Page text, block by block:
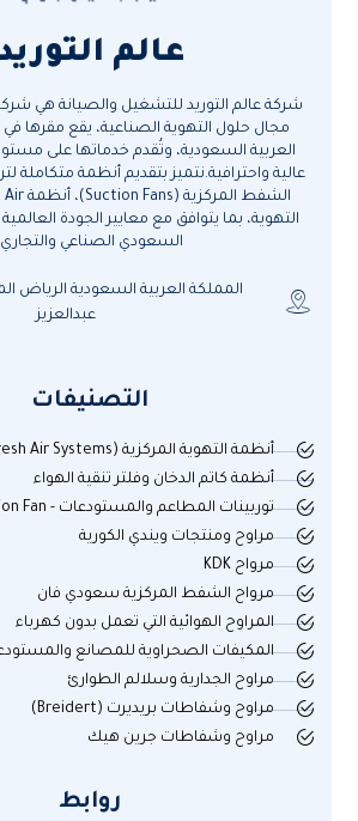
عالم
شركة عالم التوريد للتشغيل والصيانة هي
مجال حلول التهوية الصناعية، يقع مقرها
العربية السعودية، وتُقدم خدماتها على
عالية واحترافية.نتميز بتقديم أنظمة متكاملة
التهوية، بما يتوافق مع معايير الجودة
السعودي الصناعي
المملكة العربية السعودية الرياض
عبدالعزيز
التصنيفات
أنظمة التهوية المركزية (Fresh Air Systems)
أنظمة كاتم الدخان وفلتر تنقية الهواء
توربينات المطاعم والمستودعات - Suction Fan
مراوح ومنتجات ويندي الكورية
مرواح KDK
مرواح الشفط المركزية سعودي فان
المراوح الهوائية التي تعمل بدون كهرباء
المكيفات الصحراوية للمصانع
مراوح الجدارية وسلالم الطوارئ
مراوح وشفاطات بريديرت (Breidert)
مراوح وشفاطات جرين هيك
روابط